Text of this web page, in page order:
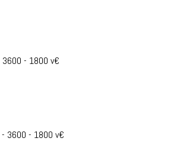
- 1800 v€
3600 - 1800 v€